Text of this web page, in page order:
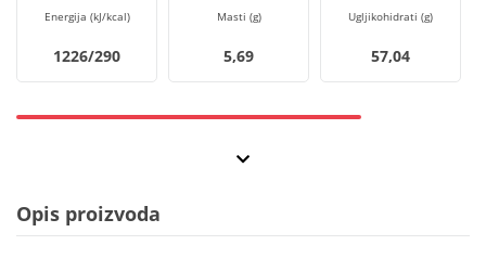
Energija (kJ/kcal)
1226/290
Masti (g)
5,69
Ugljikohidrati (g)
57,04
Opis proizvoda